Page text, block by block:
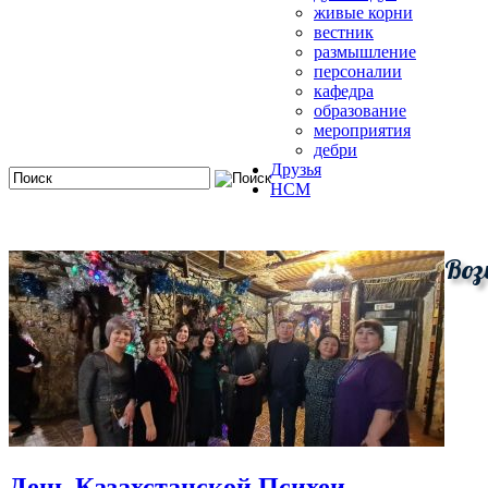
живые корни
вестник
размышление
персоналии
кафедра
образование
мероприятия
дебри
Друзья
HCM